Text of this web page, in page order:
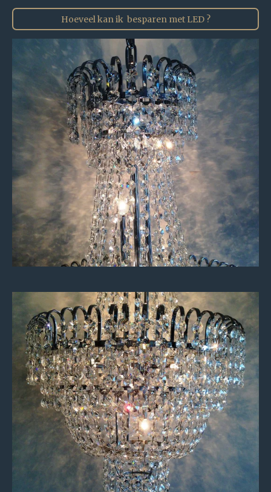
Hoeveel kan ik besparen met LED ?